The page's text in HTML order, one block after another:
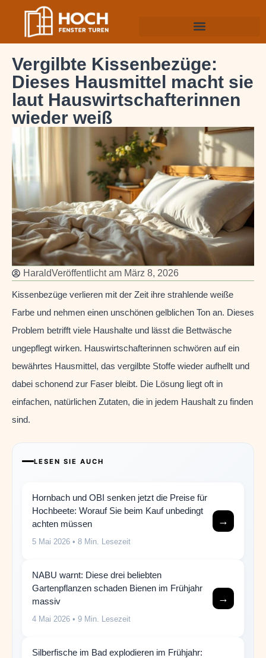
Vergilbte Kissenbezüge:
Dieses Hausmittel macht sie
laut Hauswirtschafterinnen
wieder weiß
HaraldVeröffentlicht am März 8, 2026
Kissenbezüge verlieren mit der Zeit ihre strahlende weiße
Farbe und nehmen einen unschönen gelblichen Ton an. Dieses
Problem betrifft viele Haushalte und lässt die Bettwäsche
ungepflegt wirken. Hauswirtschafterinnen schwören auf ein
bewährtes Hausmittel, das vergilbte Stoffe wieder aufhellt und
dabei schonend zur Faser bleibt. Die Lösung liegt oft in
einfachen, natürlichen Zutaten, die in jedem Haushalt zu finden
sind.
LESEN SIE AUCH
Hornbach und OBI senken jetzt die Preise für
Hochbeete: Worauf Sie beim Kauf unbedingt
achten müssen
5 Mai 2026 • 8 Min. Lesezeit
→
NABU warnt: Diese drei beliebten
Gartenpflanzen schaden Bienen im Frühjahr
massiv
4 Mai 2026 • 9 Min. Lesezeit
→
Silberfische im Bad explodieren im Frühjahr: